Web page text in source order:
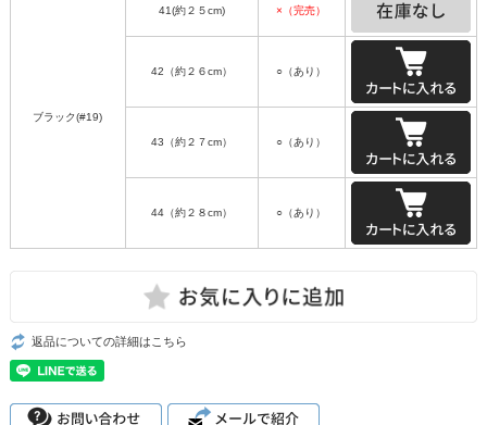
ブラック(#19)
41(約２５cm) ×（完売）
42（約２６cm） ○（あり）
43（約２７cm） ○（あり）
44（約２８cm） ○（あり）
返品についての詳細はこちら